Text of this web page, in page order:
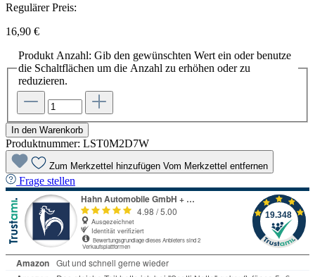
Regulärer Preis:
16,90 €
Produkt Anzahl: Gib den gewünschten Wert ein oder benutze
die Schaltflächen um die Anzahl zu erhöhen oder zu
reduzieren.
In den Warenkorb
Produktnummer: LST0M2D7W
Zum Merkzettel hinzufügen Vom Merkzettel entfernen
Frage stellen